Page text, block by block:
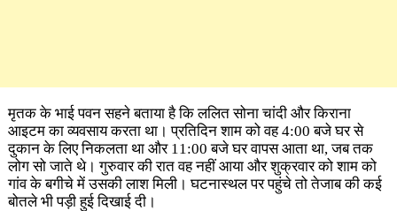
मृतक के भाई पवन सहने बताया है कि ललित सोना चांदी और किराना
आइटम का व्यवसाय करता था। प्रतिदिन शाम को वह 4:00 बजे घर से
दुकान के लिए निकलता था और 11:00 बजे घर वापस आता था, जब तक
लोग सो जाते थे। गुरुवार की रात वह नहीं आया और शुक्रवार को शाम को
गांव के बगीचे में उसकी लाश मिली। घटनास्थल पर पहुंचे तो तेजाब की कई
बोतले भी पड़ी हुई दिखाई दी।